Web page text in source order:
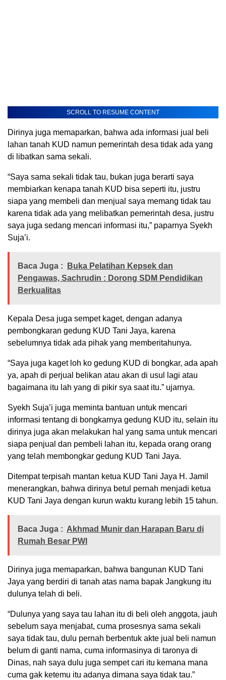
SCROLL TO RESUME CONTENT
Dirinya juga memaparkan, bahwa ada informasi jual beli
lahan tanah KUD namun pemerintah desa tidak ada yang
di libatkan sama sekali.
“Saya sama sekali tidak tau, bukan juga berarti saya
membiarkan kenapa tanah KUD bisa seperti itu, justru
siapa yang membeli dan menjual saya memang tidak tau
karena tidak ada yang melibatkan pemerintah desa, justru
saya juga sedang mencari informasi itu,” paparnya Syekh
Suja’i.
Baca Juga :
Buka Pelatihan Kepsek dan
Pengawas, Sachrudin : Dorong SDM Pendidikan
Berkualitas
Kepala Desa juga sempet kaget, dengan adanya
pembongkaran gedung KUD Tani Jaya, karena
sebelumnya tidak ada pihak yang memberitahunya.
“Saya juga kaget loh ko gedung KUD di bongkar, ada apah
ya, apah di perjual belikan atau akan di usul lagi atau
bagaimana itu lah yang di pikir sya saat itu.” ujarnya.
Syekh Suja’i juga meminta bantuan untuk mencari
informasi tentang di bongkarnya gedung KUD itu, selain itu
dirinya juga akan melakukan hal yang sama untuk mencari
siapa penjual dan pembeli lahan itu, kepada orang orang
yang telah membongkar gedung KUD Tani Jaya.
Ditempat terpisah mantan ketua KUD Tani Jaya H. Jamil
menerangkan, bahwa dirinya betul pernah menjadi ketua
KUD Tani Jaya dengan kurun waktu kurang lebih 15 tahun.
Baca Juga : Akhmad Munir dan Harapan Baru di
Rumah Besar PWI
Dirinya juga memaparkan, bahwa bangunan KUD Tani
Jaya yang berdiri di tanah atas nama bapak Jangkung itu
dulunya telah di beli.
“Dulunya yang saya tau lahan itu di beli oleh anggota, jauh
sebelum saya menjabat, cuma prosesnya sama sekali
saya tidak tau, dulu pernah berbentuk akte jual beli namun
belum di ganti nama, cuma informasinya di taronya di
Dinas, nah saya dulu juga sempet cari itu kemana mana
cuma gak ketemu itu adanya dimana saya tidak tau.”